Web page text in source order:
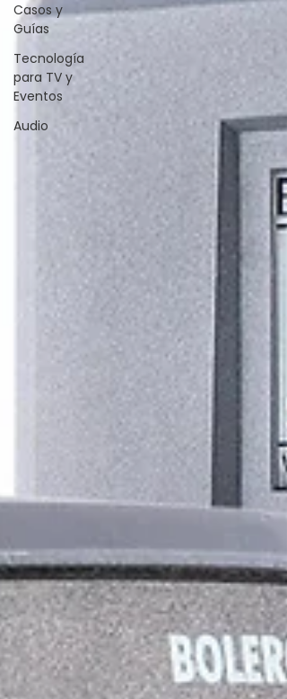
Casos y
Guías
Tecnología
para TV y
Eventos
Audio